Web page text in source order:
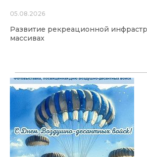
05.08.2026
Развитие рекреационной
массивах